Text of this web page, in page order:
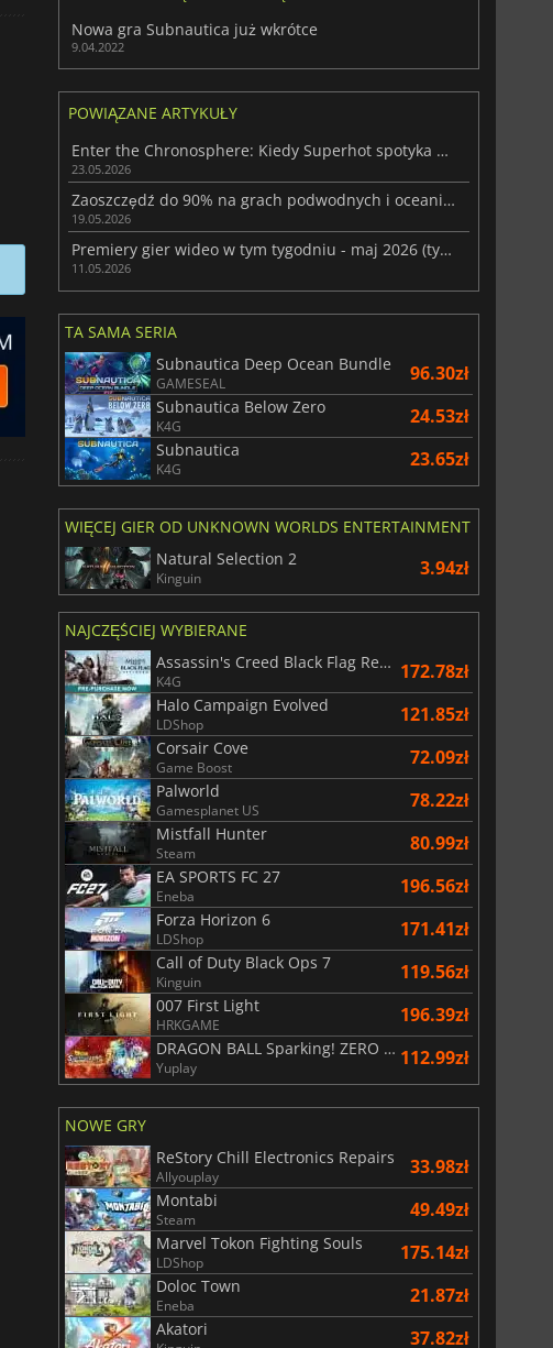
155.16zł
Baldur's Gate 3
175.00
Nowa gra Subnautica już wkrótce
9.04.2022
POWIĄZANE ARTYKUŁY
Enter the Chronosphere: Kiedy Superhot spotyka Bullet Hell
23.05.2026
Zaoszczędź do 90% na grach podwodnych i oceanicznych w Steam Ocean Fest
19.05.2026
Premiery gier wideo w tym tygodniu - maj 2026 (tydzień 20)
11.05.2026
TA SAMA SERIA
Subnautica Deep Ocean Bundle
GAMESEAL 96.30zł
Subnautica Below Zero
K4G 24.53zł
Subnautica
K4G 23.65zł
WIĘCEJ GIER OD UNKNOWN WORLDS ENTERTAINMENT
Natural Selection 2
Kinguin 3.94zł
NAJCZĘŚCIEJ WYBIERANE
Assassin's Creed Black Flag Resynced
K4G 172.78zł
Halo Campaign Evolved
LDShop 121.85zł
Corsair Cove
Game Boost 72.09zł
Palworld
Gamesplanet US 78.22zł
Mistfall Hunter
Steam 80.99zł
EA SPORTS FC 27
Eneba 196.56zł
Forza Horizon 6
LDShop 171.41zł
Call of Duty Black Ops 7
Kinguin 119.56zł
007 First Light
HRKGAME 196.39zł
DRAGON BALL Sparking! ZERO Super Limit Breaking NEO
Yuplay 112.99zł
NOWE GRY
ReStory Chill Electronics Repairs
Allyouplay 33.98zł
Montabi
Steam 49.49zł
Marvel Tokon Fighting Souls
LDShop 175.14zł
Doloc Town
Eneba 21.87zł
Akatori 37.82zł